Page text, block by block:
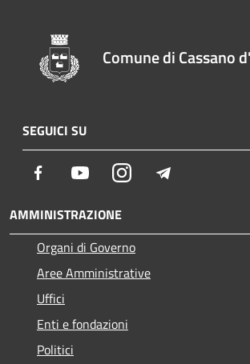
Comune di Cassano
SEGUICI SU
Facebook YoutubeInstagram
AMMINISTRAZIONE
Organi di Governo
Aree Amministrative
Uffici
Enti e fondazioni
Politici